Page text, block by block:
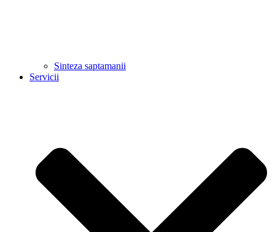
Sinteza saptamanii
Servicii